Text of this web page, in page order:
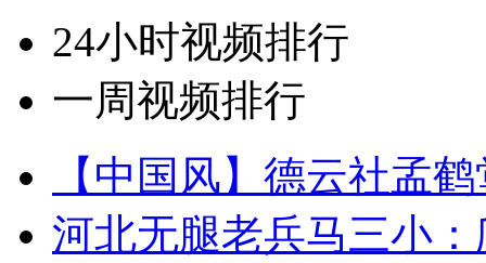
24小时视频排行
一周视频排行
【中国风】德云社孟
河北无腿老兵马三小